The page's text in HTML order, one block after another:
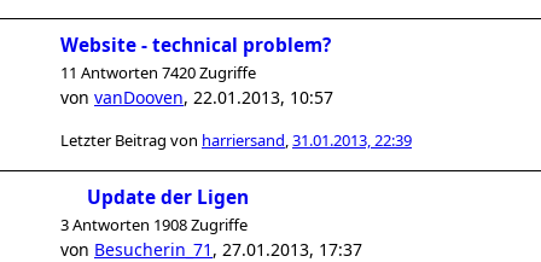
Website - technical problem?
11 Antworten 7420 Zugriffe
von vanDooven, 22.01.2013, 10:57
Letzter Beitrag von harriersand,31.01.2013, 22:39
Update der Ligen
3 Antworten 1908 Zugriffe
von Besucherin_71 , 27.01.2013, 17:37